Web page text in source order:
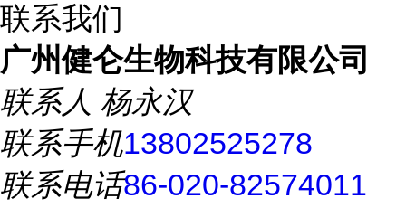
联系我们
广州健仑生物科技有限公司
联系人 杨永汉
联系手机13802525278
联系电话86-020-82574011